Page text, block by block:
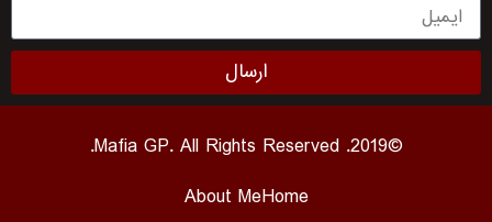
ارسال
©2019. Mafia GP. All Rights Reserved.
Home
About Me